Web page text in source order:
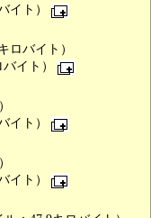
イト）
ロバイト）
イト）
イト）
イト）